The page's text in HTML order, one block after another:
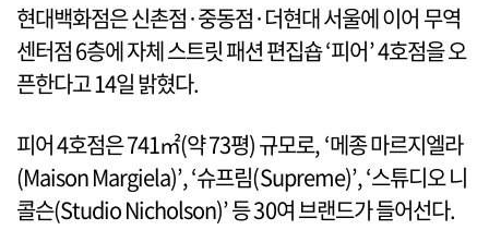
현대백화점은 신촌점·중동점·더현대 서울에 이어 무역
센터점 6층에 자체 스트릿 패션 편집숍 ‘피어’ 4호점을 오
픈한다고 14일 밝혔다.
피어 4호점은 741㎡(약 73평) 규모로, ‘메종 마르지엘라
(Maison Margiela)’, ‘슈프림(Supreme)’, ‘스튜디오 니
콜슨(Studio Nicholson)’ 등 30여 브랜드가 들어선다.